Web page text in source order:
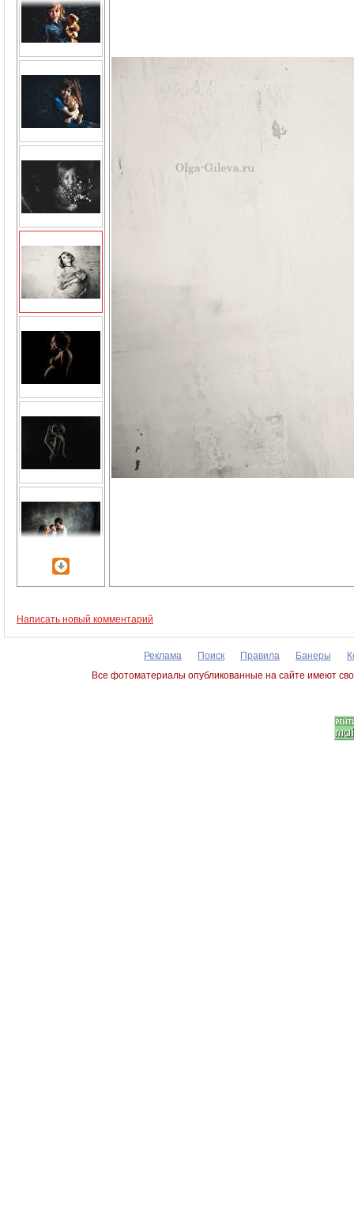
Написать новый комментарий
Реклама Поиск Правила Банеры
Все фотоматериалы опубликованные на сайте имеют